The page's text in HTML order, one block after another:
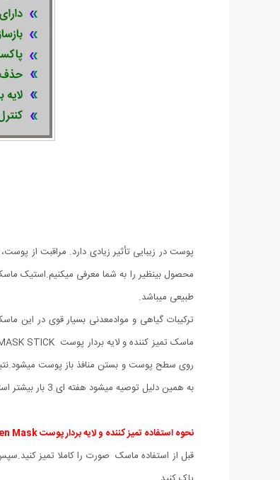
پوست در زیبایی تأثیر زیادی دارد. مراقبت از
محصول بینظیر را به شما معرفی میکنیم.استیک
طبیعی میباشد.
ترکیبات گیاهی و موادمعدنی بسیار قوی در
روی سطح پوست و بستن منافذ باز پوست
به همین دلیل توصیه میشود هفته ای 3 بار بیشتر استفاده نشود تا به پوست آسیب وارد نشود.
نحوه استفاده تمیز کننده و لایه بردار پوست Green Mask:
قبل از استفاده ماسک صورت را کاملا تمیز